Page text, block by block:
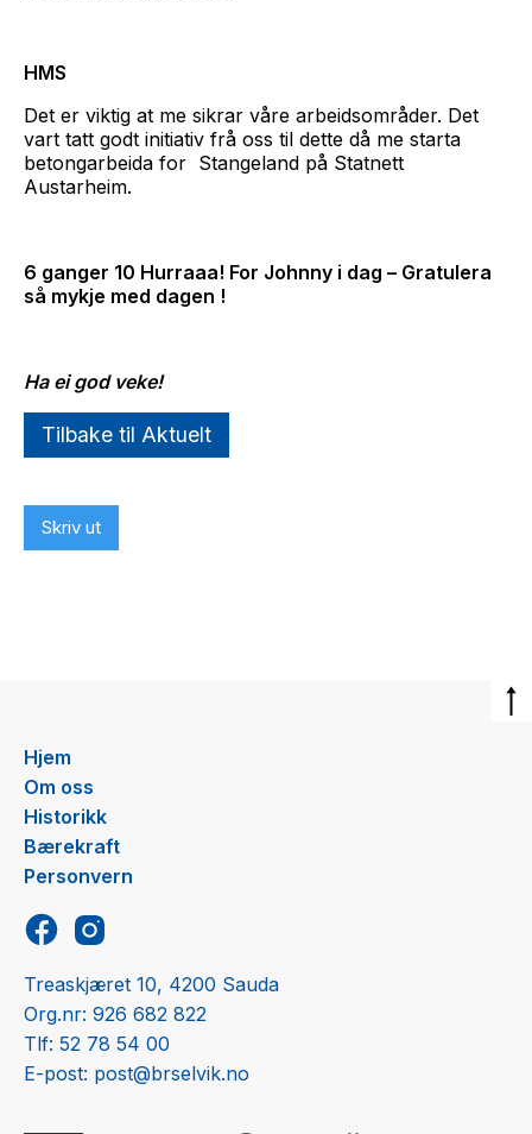
HMS
Det er viktig at me sikrar våre arbeidsområder. Det
vart tatt godt initiativ frå oss til dette då me starta
betongarbeida for Stangeland på Statnett
Austarheim.
6 ganger 10 Hurraaa! For Johnny i dag – Gratulera
så mykje med dagen !
Ha ei god veke!
Tilbake til Aktuelt
Skriv ut
Hjem
Om oss
Historikk
Bærekraft
Personvern
Treaskjæret 10, 4200 Sauda
Org.nr: 926 682 822
Tlf: 52 78 54 00
E-post: post@brselvik.no